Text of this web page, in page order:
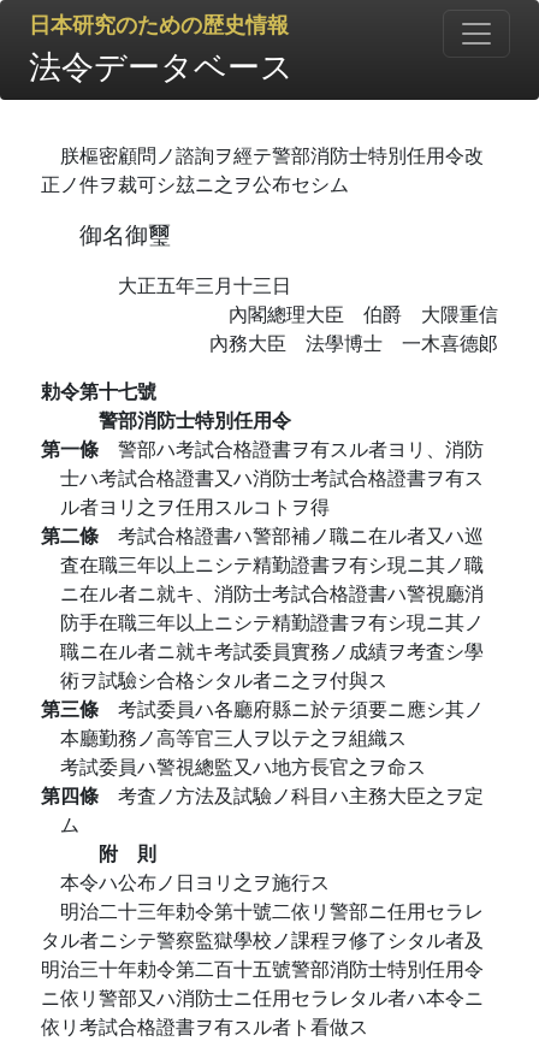
日本研究のための歴史情報
法令データベース
朕樞密顧問ノ諮詢ヲ經テ警部消防士特別任用令改
正ノ件ヲ裁可シ玆ニ之ヲ公布セシム
御名御璽
大正五年三月十三日
內閣總理大臣 伯爵 大隈重信
內務大臣 法學博士 一木喜德郞
勅令第十七號
警部消防士特別任用令
第一條 警部ハ考試合格證書ヲ有スル者ヨリ、消防
士ハ考試合格證書又ハ消防士考試合格證書ヲ有ス
ル者ヨリ之ヲ任用スルコトヲ得
第二條 考試合格證書ハ警部補ノ職ニ在ル者又ハ巡
査在職三年以上ニシテ精勤證書ヲ有シ現ニ其ノ職
ニ在ル者ニ就キ、消防士考試合格證書ハ警視廳消
防手在職三年以上ニシテ精勤證書ヲ有シ現ニ其ノ
職ニ在ル者ニ就キ考試委員實務ノ成績ヲ考査シ學
術ヲ試驗シ合格シタル者ニ之ヲ付與ス
第三條 考試委員ハ各廳府縣ニ於テ須要ニ應シ其ノ
本廳勤務ノ高等官三人ヲ以テ之ヲ組織ス
考試委員ハ警視總監又ハ地方長官之ヲ命ス
第四條 考査ノ方法及試驗ノ科目ハ主務大臣之ヲ定
ム
附 則
本令ハ公布ノ日ヨリ之ヲ施行ス
明治二十三年勅令第十號二依リ警部ニ任用セラレ
タル者ニシテ警察監獄學校ノ課程ヲ修了シタル者及
明治三十年勅令第二百十五號警部消防士特別任用令
ニ依リ警部又ハ消防士ニ任用セラレタル者ハ本令ニ
依リ考試合格證書ヲ有スル者ト看做ス